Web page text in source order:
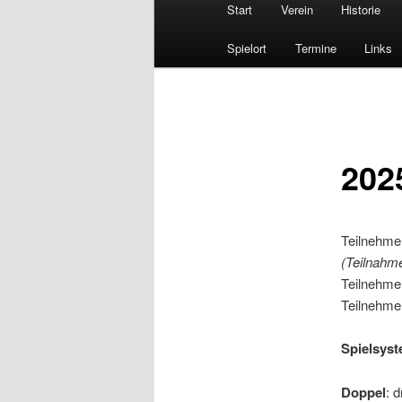
Start Verein Historie
Spielort Termine Links
Doppel: